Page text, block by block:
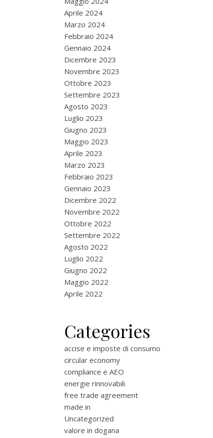
Aprile 2024
Marzo 2024
Febbraio 2024
Gennaio 2024
Dicembre 2023
Novembre 2023
Ottobre 2023
Settembre 2023
Agosto 2023
Luglio 2023
Giugno 2023
Maggio 2023
Aprile 2023
Marzo 2023
Febbraio 2023
Gennaio 2023
Dicembre 2022
Novembre 2022
Ottobre 2022
Settembre 2022
Agosto 2022
Luglio 2022
Giugno 2022
Maggio 2022
Aprile 2022
Categories
accise e imposte di consumo
circular economy
compliance e AEO
energie rinnovabili
free trade agreement
made in
Uncategorized
valore in dogana